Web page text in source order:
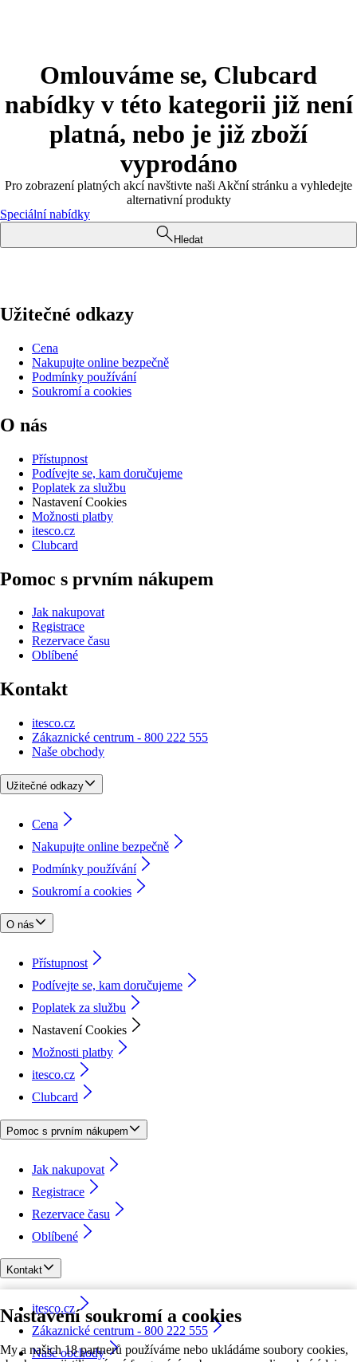
Nastavení soukromí a cookies
My a našich 18 partnerů používáme nebo ukládáme soubory cookies,
Omlouváme se, Clubcard
nabídky v této kategorii již není
platná, nebo je již zboží
vyprodáno
Pro zobrazení platných akcí navštivte naši Akční stránku a vyhledejte
alternativní produkty
Speciální nabídky
Hledat
Užitečné odkazy
Cena
Nakupujte online bezpečně
Podmínky používání
Soukromí a cookies
O nás
Přístupnost
Podívejte se, kam doručujeme
Poplatek za službu
Nastavení Cookies
Možnosti platby
itesco.cz
Clubcard
Pomoc s prvním nákupem
Jak nakupovat
Registrace
Rezervace času
Oblíbené
Kontakt
itesco.cz
Zákaznické centrum - 800 222 555
Naše obchody
Užitečné odkazy
Cena
Nakupujte online bezpečně
Podmínky používání
Soukromí a cookies
O nás
Přístupnost
Podívejte se, kam doručujeme
Poplatek za službu
Nastavení Cookies
Možnosti platby
itesco.cz
Clubcard
Pomoc s prvním nákupem
Jak nakupovat
Registrace
Rezervace času
Oblíbené
Kontakt
itesco.cz
Zákaznické centrum - 800 222 555
Naše obchody